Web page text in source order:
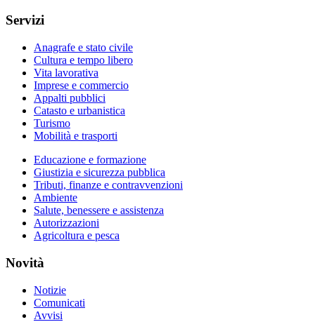
Servizi
Anagrafe e stato civile
Cultura e tempo libero
Vita lavorativa
Imprese e commercio
Appalti pubblici
Catasto e urbanistica
Turismo
Mobilità e trasporti
Educazione e formazione
Giustizia e sicurezza pubblica
Tributi, finanze e contravvenzioni
Ambiente
Salute, benessere e assistenza
Autorizzazioni
Agricoltura e pesca
Novità
Notizie
Comunicati
Avvisi